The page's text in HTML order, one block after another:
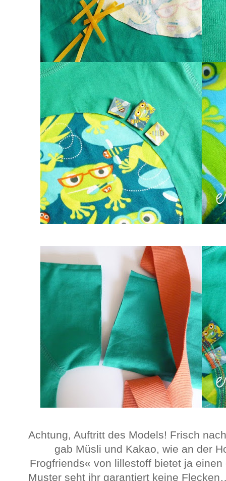
Achtung, Auftritt des Models! Frisch
gab Müsli und Kakao, wie an der
Frogfriends« von lillestoff bietet ja
Muster seht ihr garantiert keine